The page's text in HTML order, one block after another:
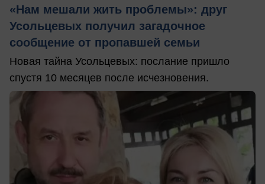
«Нам мешали жить проблемы»: друг
Усольцевых получил загадочное
сообщение от пропавшей семьи
Новая тайна Усольцевых: послание пришло
спустя 10 месяцев после исчезновения.